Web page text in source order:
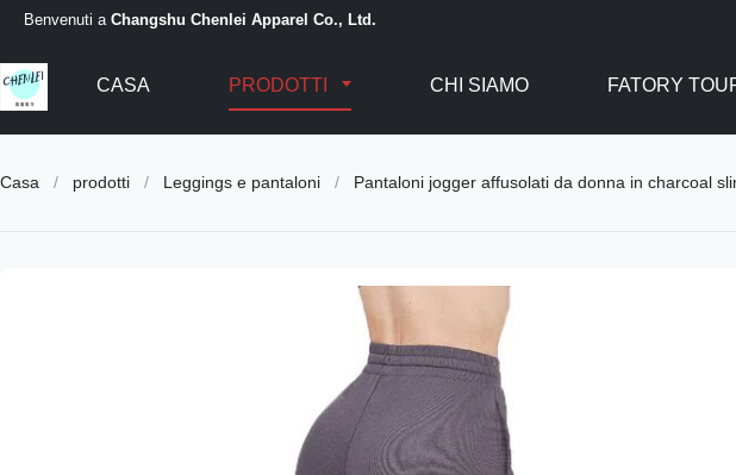
Benvenuti a Changshu Chenlei Apparel Co., Ltd.
CASA PRODOTTI CHI SIAMO FATORY
Casa / prodotti / Leggings e pantaloni / Pantaloni jogger affusolati da donna in charcoal